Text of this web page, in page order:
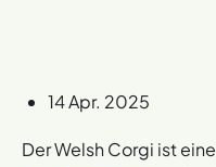
14 Apr. 2025
Der Welsh Corgi ist eine